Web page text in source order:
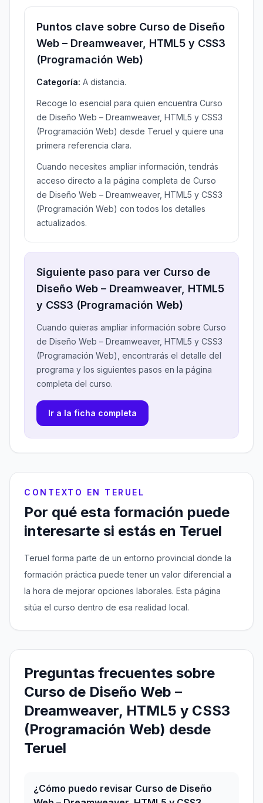
Puntos clave sobre Curso de Diseño
Web – Dreamweaver, HTML5 y CSS3
(Programación Web)
Categoría: A distancia.
Recoge lo esencial para quien encuentra Curso
de Diseño Web – Dreamweaver, HTML5 y CSS3
(Programación Web) desde Teruel y quiere una
primera referencia clara.
Cuando necesites ampliar información, tendrás
acceso directo a la página completa de Curso
de Diseño Web – Dreamweaver, HTML5 y CSS3
(Programación Web) con todos los detalles
actualizados.
Siguiente paso para ver Curso de
Diseño Web – Dreamweaver, HTML5
y CSS3 (Programación Web)
Cuando quieras ampliar información sobre Curso
de Diseño Web – Dreamweaver, HTML5 y CSS3
(Programación Web), encontrarás el detalle del
programa y los siguientes pasos en la página
completa del curso.
Ir a la ficha completa
CONTEXTO EN TERUEL
Por qué esta formación puede
interesarte si estás en Teruel
Teruel forma parte de un entorno provincial donde la
formación práctica puede tener un valor diferencial a
la hora de mejorar opciones laborales. Esta página
sitúa el curso dentro de esa realidad local.
Preguntas frecuentes sobre
Curso de Diseño Web –
Dreamweaver, HTML5 y CSS3
(Programación Web) desde
Teruel
¿Cómo puedo revisar Curso de Diseño